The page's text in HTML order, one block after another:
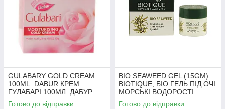
GULABARY GOLD CREAM
100ML. DABUR КРЕМ
ГУЛАБАРІ 100МЛ. ДАБУР
Готово до відправки
BIO SEAWEED GEL (15GM)
BIOTIQUE, БІО ГЕЛЬ ПІД ОЧІ
МОРСЬКІ ВОДОРОСТІ.
БІОТІК
Готово до відправки